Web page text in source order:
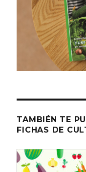
TAMBIÉN TE
FICHAS DE